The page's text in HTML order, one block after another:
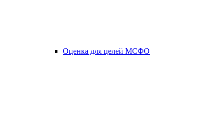
Оценка для целей МСФО